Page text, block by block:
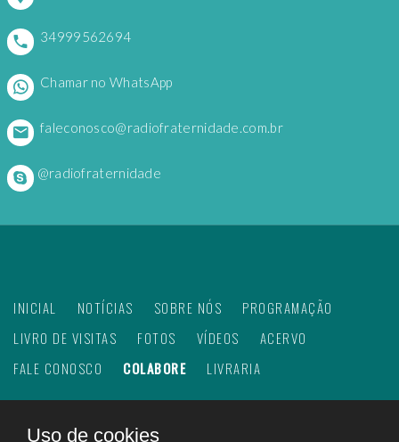
34999562694
Chamar no WhatsApp
faleconosco@radiofraternidade.com.br
@radiofraternidade
INICIAL NOTÍCIAS SOBRE NÓS
PROGRAMAÇÃO
LIVRO DE VISITAS
FOTOS VÍDEOS
ACERVO
FALE CONOSCO
COLABORE LIVRARIA
Uso de cookies